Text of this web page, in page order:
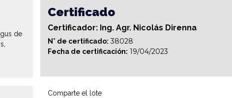
de
Certificado
Certificador: Ing. Agr. Nicolás Direnna
N° de certificado: 38028
Fecha de certificación: 19/04/2023
Comparte el lote